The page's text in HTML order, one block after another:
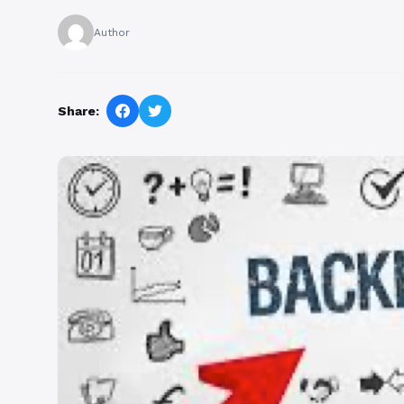
Author
Share: